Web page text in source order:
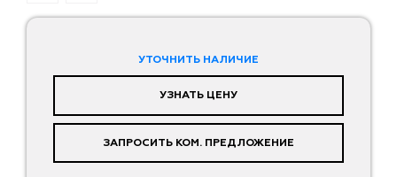
УТОЧНИТЬ НАЛИЧИЕ
УЗНАТЬ ЦЕНУ
ЗАПРОСИТЬ КОМ. ПРЕДЛОЖЕНИЕ